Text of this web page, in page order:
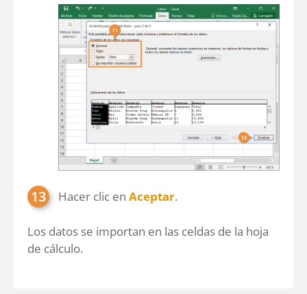
Hacer clic en Aceptar.
Los datos se importan en las celdas de la hoja
de cálculo.